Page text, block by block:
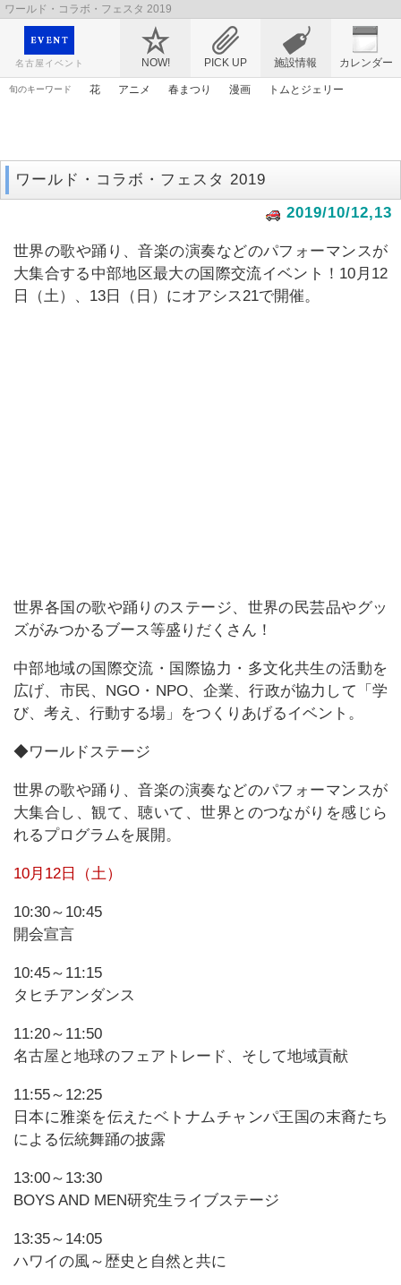
ワールド・コラボ・フェスタ 2019
映画や音楽コンサート、レジャーやアート、テレビ、ショップ、出会い、転職まで名古
屋のイベント情報を幅広く掲載
名古屋イベント NOW! PICK UP カレンダー
施設情報
旬のキーワード 花 アニメ 春まつり 漫画
トムとジェリー
ワールド・コラボ・フェスタ 2019
2019/10/12,13
世界の歌や踊り、音楽の演奏などのパフォーマンスが
大集合する中部地区最大の国際交流イベント！10月12
日（土）、13日（日）にオアシス21で開催。
世界各国の歌や踊りのステージ、世界の民芸品やグッ
ズがみつかるブース等盛りだくさん！
中部地域の国際交流・国際協力・多文化共生の活動を
広げ、市民、NGO・NPO、企業、行政が協力して「学
び、考え、行動する場」をつくりあげるイベント。
◆ワールドステージ
世界の歌や踊り、音楽の演奏などのパフォーマンスが
大集合し、観て、聴いて、世界とのつながりを感じら
れるプログラムを展開。
10月12日（土）
10:30～10:45
開会宣言
10:45～11:15
タヒチアンダンス
11:20～11:50
名古屋と地球のフェアトレード、そして地域貢献
11:55～12:25
日本に雅楽を伝えたベトナムチャンパ王国の末裔たち
による伝統舞踊の披露
13:00～13:30
BOYS AND MEN研究生ライブステージ
13:35～14:05
ハワイの風～歴史と自然と共に